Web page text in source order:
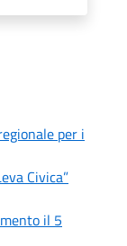
per i
Civica”
il 5